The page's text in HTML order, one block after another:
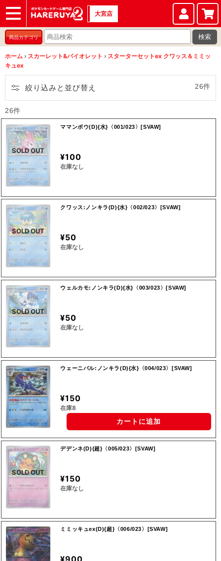
ショップ
店頭買取
店舗
イベント
大宮店
商品カテゴリ 検索
ホーム › スカーレット&バイオレット › スターターセットex クワッス＆ミミッ
キュex
絞り込みと並び替え 26件
26件
SOLD OUT
ママンボウ(D){水}〈001/023〉[SVAW]
¥100
在庫なし
SOLD OUT
クワッス:ノンキラ(D){水}〈002/023〉[SVAW]
¥50
在庫なし
SOLD OUT
ウェルカモ:ノンキラ(D){水}〈003/023〉[SVAW]
¥50
在庫なし
ウェーニバル:ノンキラ(D){水}〈004/023〉[SVAW]
¥150
在庫8
カートに追加
SOLD OUT
デデンネ(D){超}〈005/023〉[SVAW]
¥150
在庫なし
ミミッキュex(D){超}〈006/023〉[SVAW]